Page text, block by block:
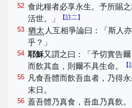
52 食此糧者必享永生。予所賜
活世。」
【註二】
53 猶太 人互相爭論曰：「斯人
乎？」
54 耶穌又謂之曰：「予切實告
而飲其血，則爾不具生命。
【
55 凡食吾體而飲吾血者，乃得
末日。
56 蓋吾體乃真食，吾血乃真飲。